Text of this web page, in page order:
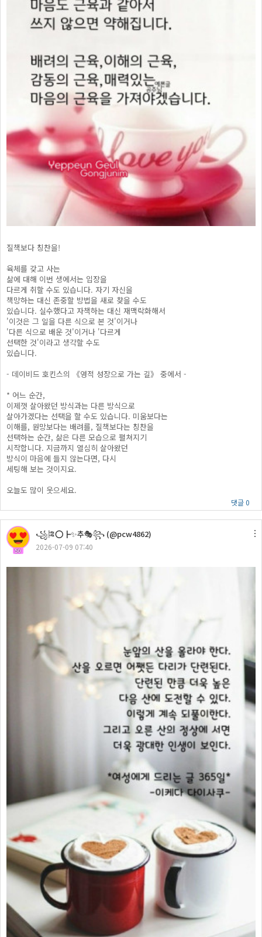
질책보다 칭찬을!
육체를 갖고 사는
삶에 대해 이번 생에서는 입장을
다르게 취할 수도 있습니다. 자기 자신을
책망하는 대신 존중할 방법을 새로 찾을 수도
있습니다. 실수했다고 자책하는 대신 재맥락화해서
'이것은 그 일을 다른 식으로 본 것'이거나
'다른 식으로 배운 것'이거나 '다르게
선택한 것'이라고 생각할 수도
있습니다.
- 데이비드 호킨스의 《영적 성장으로 가는 길》 중에서 -
* 어느 순간,
이제껏 살아왔던 방식과는 다른 방식으로
살아가겠다는 선택을 할 수도 있습니다. 미움보다는
이해를, 원망보다는 배려를, 질책보다는 칭찬을
선택하는 순간, 삶은 다른 모습으로 펼쳐지기
시작합니다. 지금까지 열심히 살아왔던
방식이 마음에 들지 않는다면, 다시
세팅해 보는 것이지요.
오늘도 많이 웃으세요.
댓글 0
50
꧁🎏⭕┣✨추🎭꧂ (@pcw4862)
2026-07-09 07:40